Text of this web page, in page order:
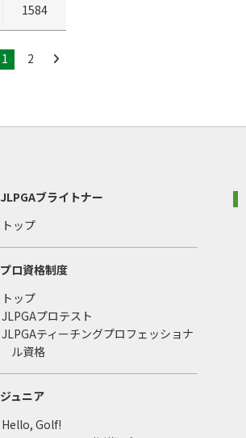
1584
1 2
JLPGAブライトナー
トップ
プロ資格制度
トップ
JLPGAプロテスト
JLPGAティーチングプロフェッショナ
ル資格
ジュニア
Hello, Golf!